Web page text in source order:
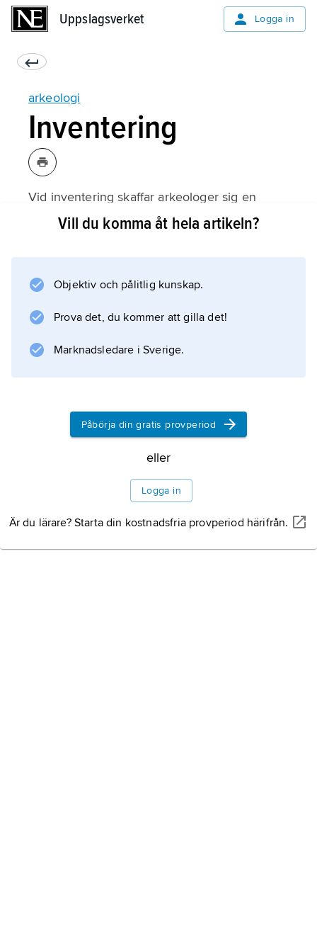
Uppslagsverket Logga in
arkeologi
Inventering
Vid inventering skaffar arkeologer sig en
uppfattning om ett område eller en plats utan
fornlämningar och strukturer, tittar på äldre
kartmaterial och ser till vad som framkommit i
Vill du komma åt hela artikeln?
Objektiv och pålitlig kunskap.
Prova det, du kommer att gilla det!
Marknadsledare i Sverige.
Påbörja din gratis provperiod
eller
Logga in
Är du lärare? Starta din kostnadsfria provperiod härifrån.